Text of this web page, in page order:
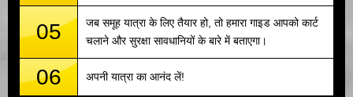
05
जब समूह यात्रा के लिए तैयार हो, तो हमारा गाइड आपको कार्ट
चलाने और सुरक्षा सावधानियों के बारे में बताएगा।
06 अपनी यात्रा का आनंद लें!